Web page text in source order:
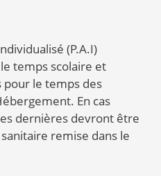
(P.A.I)
temps scolaire et
pour le temps des
En cas
dernières devront être
remise dans le